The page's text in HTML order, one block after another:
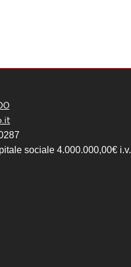
sociale 4.000.000,00€ i.v.